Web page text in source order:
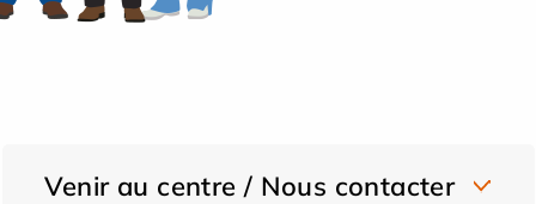
Venir au centre / Nous contacter